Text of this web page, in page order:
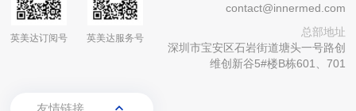
英美达订阅号 英美达服务号
contact@innermed.com
总部地址
深圳市宝安区石岩街道塘头一号路创
维创新谷5#楼B栋601、701